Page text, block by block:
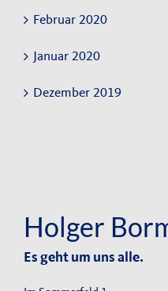
Februar 2020
Januar 2020
Dezember 2019
Holger
Es geht um uns alle.